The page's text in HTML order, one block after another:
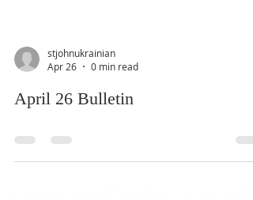
stjohnukrainian
April 26 Bulletin